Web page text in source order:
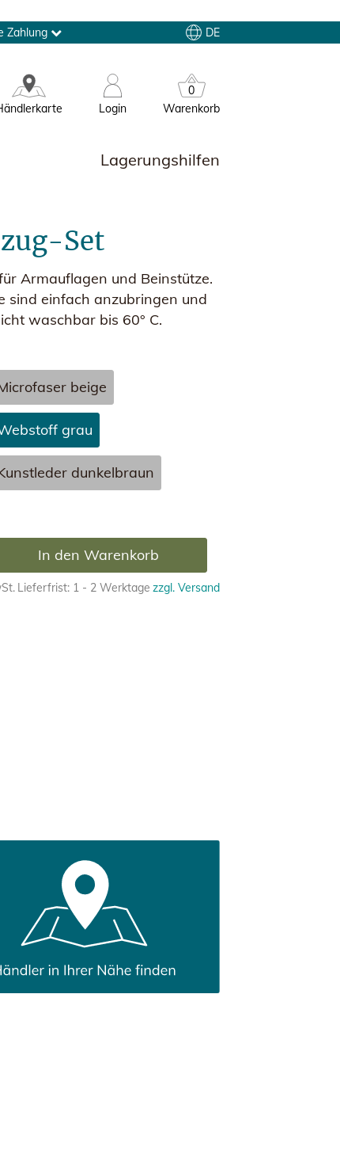
Zahlung DE
Login
0
Warenkorb
Lagerungshilfen
Set
Armauflagen und Beinstütze.
sind einfach anzubringen und
waschbar bis 60° C.
beige
grau
dunkelbraun
In den Warenkorb
Lieferfrist: 1 - 2 Werktage zzgl. Versand